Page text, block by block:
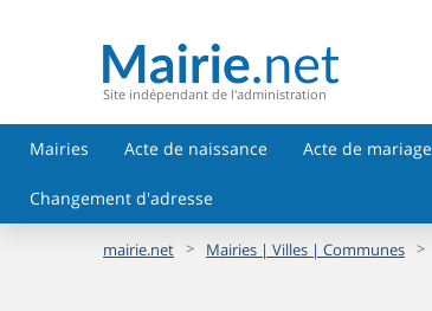
Site indépendant de l'administration
Mairies Acte de naissance Acte de mariage
Changement d'adresse
mairie.net > Mairies | Villes | Communes >